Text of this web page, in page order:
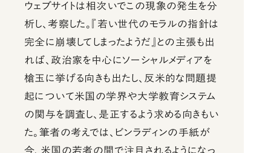
ウェブサイトは相次いでこの現象の発生を分
析し、考察した。『若い世代のモラルの指針は
完全に崩壊してしまったようだ』との主張も出
れば、政治家を中心にソーシャルメディアを
槍玉に挙げる向きも出たし、反米的な問題提
起について米国の学界や大学教育システム
の関与を調査し、是正するよう求める向きもい
た。筆者の考えでは、ビンラディンの手紙が
今、米国の若者の間で注目されるようになっ